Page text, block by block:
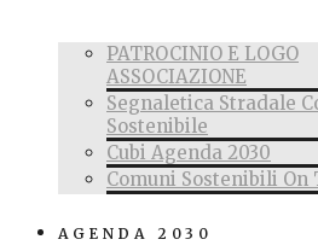
PATROCINIO E LOGO
ASSOCIAZIONE
Segnaletica Stradale
Sostenibile
Cubi Agenda 2030
Comuni Sostenibili On
AGENDA 2030